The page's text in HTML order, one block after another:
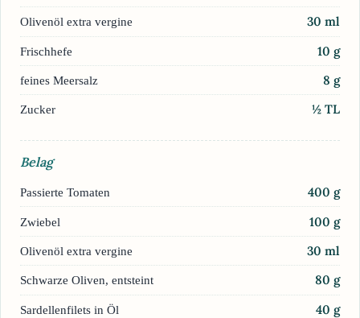
Olivenöl extra vergine 30 ml
Frischhefe 10 g
feines Meersalz 8 g
Zucker ½ TL
Belag
Passierte Tomaten 400 g
Zwiebel 100 g
Olivenöl extra vergine 30 ml
Schwarze Oliven, entsteint 80 g
Sardellenfilets in Öl 40 g